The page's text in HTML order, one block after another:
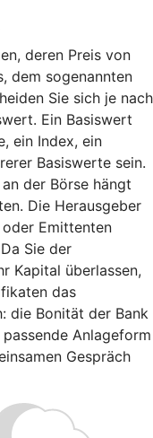
deren Preis von
dem sogenannten
Sie sich je nach
Ein Basiswert
ein Index, ein
Basiswerte sein.
der Börse hängt
Die Herausgeber
Emittenten
Sie der
Kapital überlassen,
das
die Bonität der Bank
Anlageform
Gespräch